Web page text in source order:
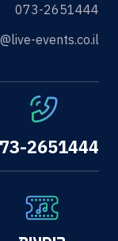
073-2651444
events.co.il
2651444